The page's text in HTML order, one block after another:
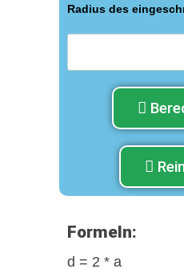
Radius des
Formeln:
d = 2 * a